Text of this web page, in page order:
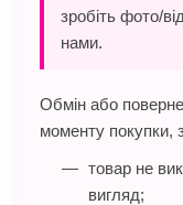
зробіть фото/
нами.
Обмін або
моменту покупки,
товар не
вигляд;